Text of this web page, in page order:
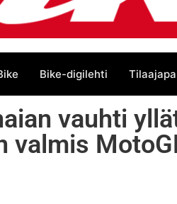
Bike-digilehti
vauhti
valmis